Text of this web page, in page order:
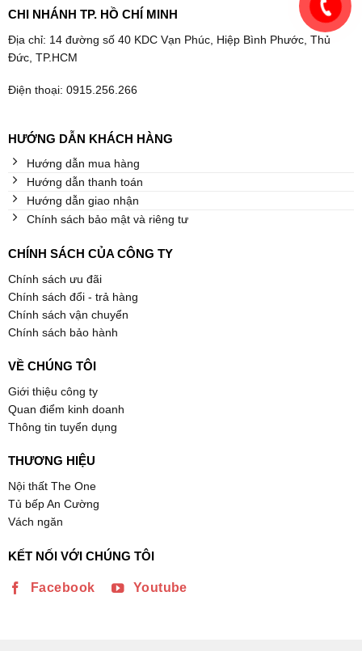
CHI NHÁNH TP. HỒ CHÍ MINH
Địa chỉ: 14 đường số 40 KDC Vạn Phúc, Hiệp Bình Phước, Thủ
Đức, TP.HCM
Điện thoại: 0915.256.266
HƯỚNG DẪN KHÁCH HÀNG
Hướng dẫn mua hàng
Hướng dẫn thanh toán
Hướng dẫn giao nhận
Chính sách bảo mật và riêng tư
CHÍNH SÁCH CỦA CÔNG TY
Chính sách ưu đãi
Chính sách đổi - trả hàng
Chính sách vận chuyển
Chính sách bảo hành
VỀ CHÚNG TÔI
Giới thiệu công ty
Quan điểm kinh doanh
Thông tin tuyển dụng
THƯƠNG HIỆU
Nội thất The One
Tủ bếp An Cường
Vách ngăn
KẾT NỐI VỚI CHÚNG TÔI
Facebook Youtube